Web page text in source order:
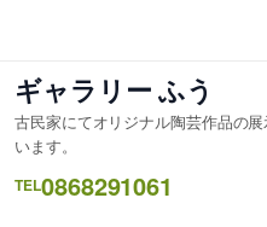
ギャラリー ふう
古民家にてオリジナル陶芸作品の
います。
TEL0868291061